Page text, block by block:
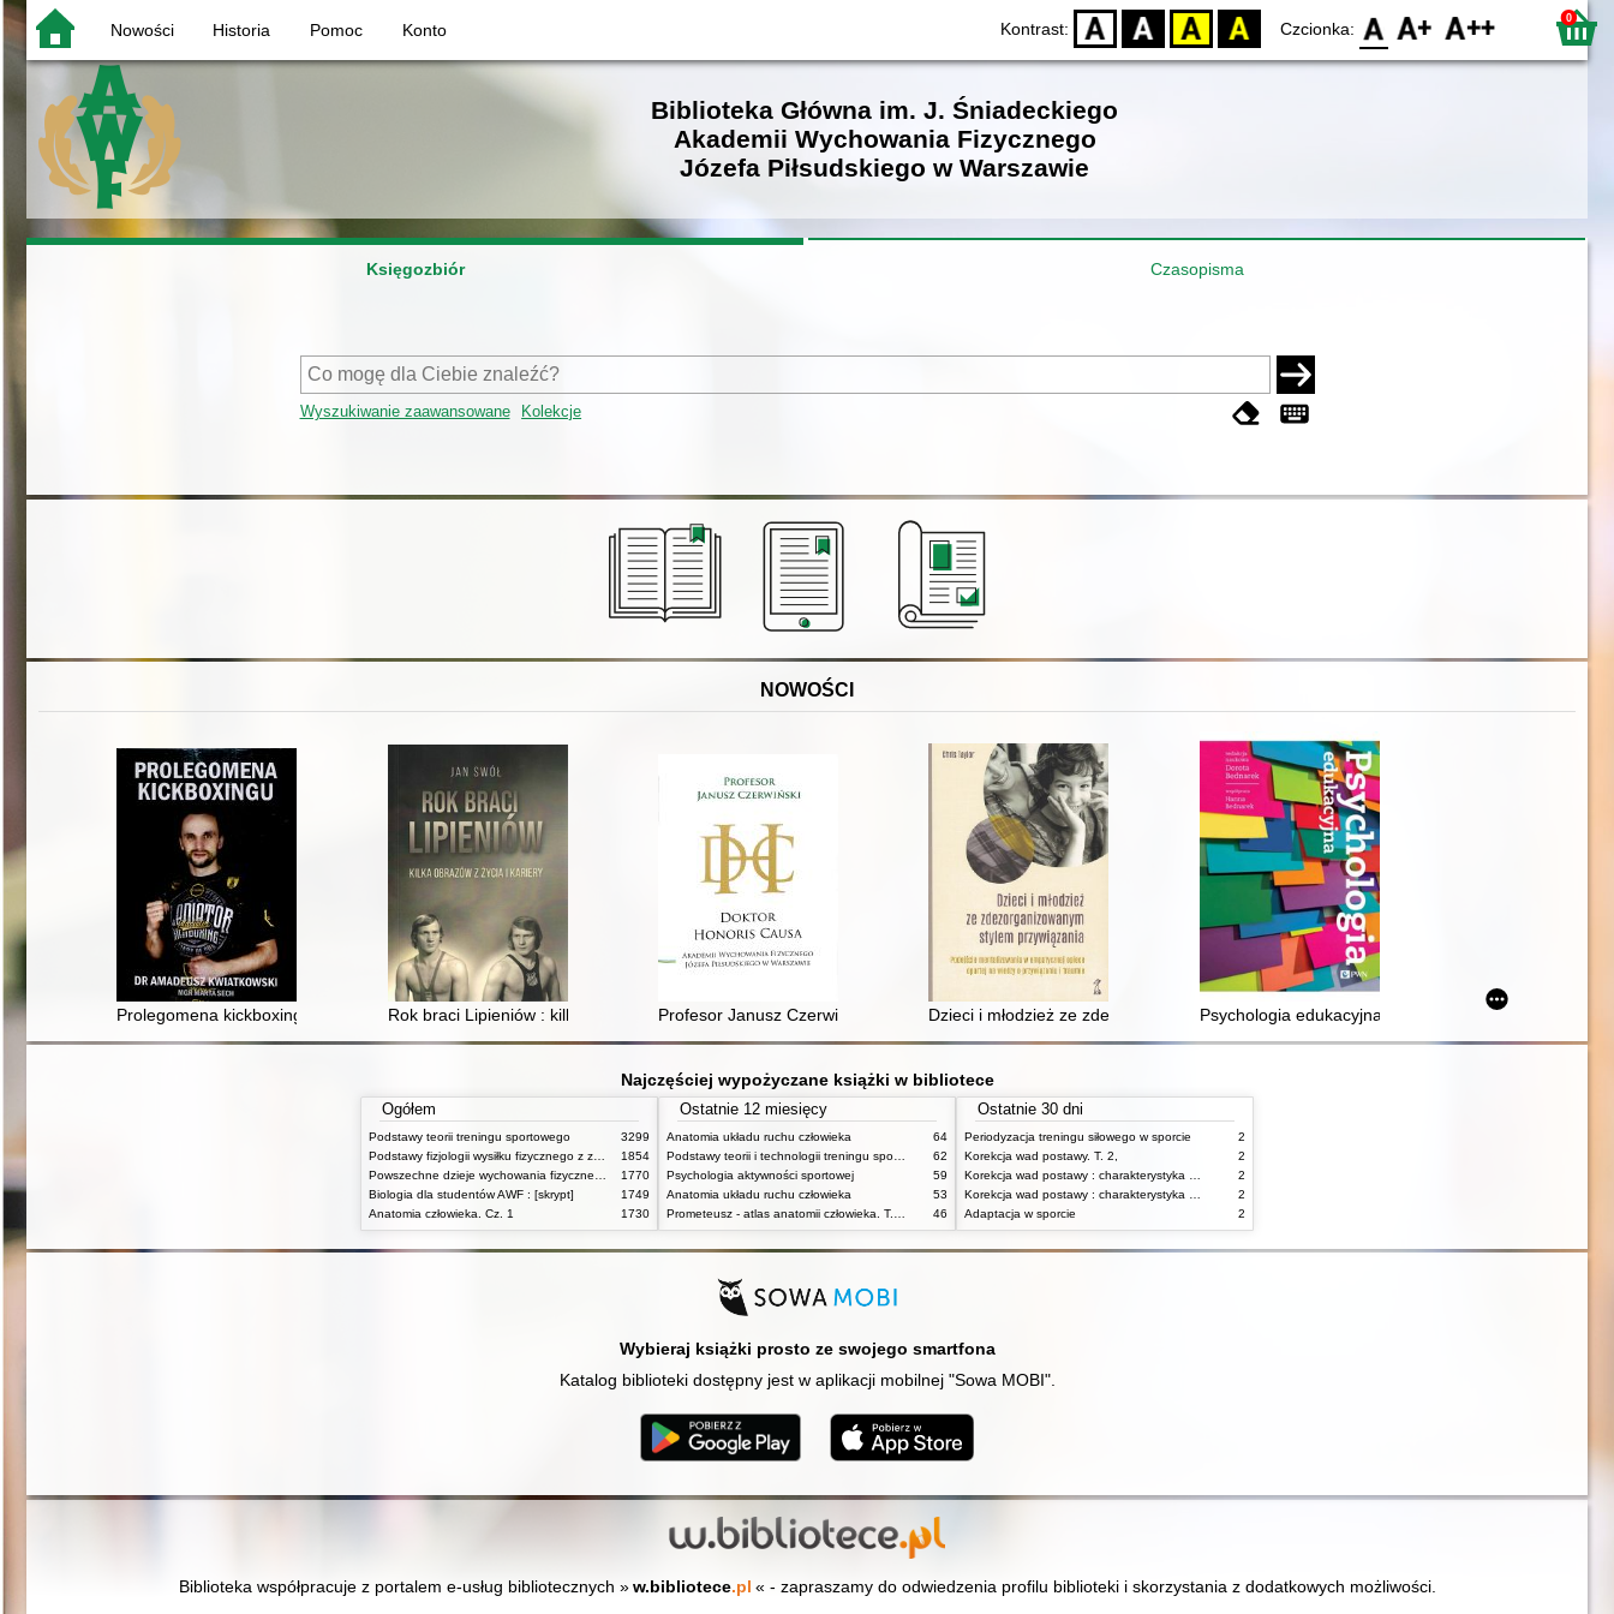
Nowości Historia Pomoc Konto Kontrast: D BW YB BY Czcionka: F0 F1 F2 0
Biblioteka Główna im. J. Śniadeckiego
Akademii Wychowania Fizycznego
Józefa Piłsudskiego w Warszawie
Księgozbiór Czasopisma
Wyszukiwanie zaawansowane Kolekcje
NOWOŚCI
Prolegomena kickboxingu Rok braci Lipieniów : kilka obrazów z życia i karieryProfesor Janusz Czerwiński : DHC Dzieci i młodzież ze zdezorganizowanym stylem przywiązania : podejście
Psychologia edukacyjna
Najczęściej wypożyczane książki w bibliotece
Ogółem
Podstawy teorii treningu sportowego
3299
1854
1770
Biologia dla studentów AWF : [skrypt]
1749
Anatomia człowieka. Cz. 1
1730
Ostatnie 12 miesięcy
Anatomia układu ruchu człowieka
64
62
Psychologia aktywności sportowej
59
Anatomia układu ruchu człowieka
53
46
Ostatnie 30 dni
Periodyzacja treningu siłowego w sporcie
2
Korekcja wad postawy. T. 2,
2
2
2
Adaptacja w sporcie
2
Wybieraj książki prosto ze swojego smartfona
Katalog biblioteki dostępny jest w aplikacji mobilnej "Sowa MOBI".
Biblioteka współpracuje z portalem e-usług bibliotecznych » w.bibliotece.pl « - zapraszamy do odwiedzenia profilu biblioteki i skorzystania z dodatkowych możliwości.